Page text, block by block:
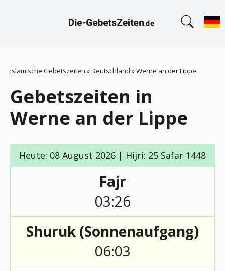
Islamische Gebetszeiten »Deutschland »Werne an der Lippe
Gebetszeiten in
Werne an der Lippe
Heute: 08 August 2026 | Hijri: 25 Safar 1448
Fajr
03:26
Shuruk (Sonnenaufgang)
06:03